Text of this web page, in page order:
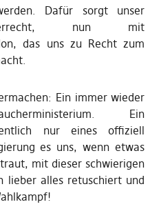
Dafür sorgt unser
nun mit
das uns zu Recht zum
Ein immer wieder
Ein
nur eines offiziell
es uns, wenn etwas
mit dieser schwierigen
lieber alles retuschiert und